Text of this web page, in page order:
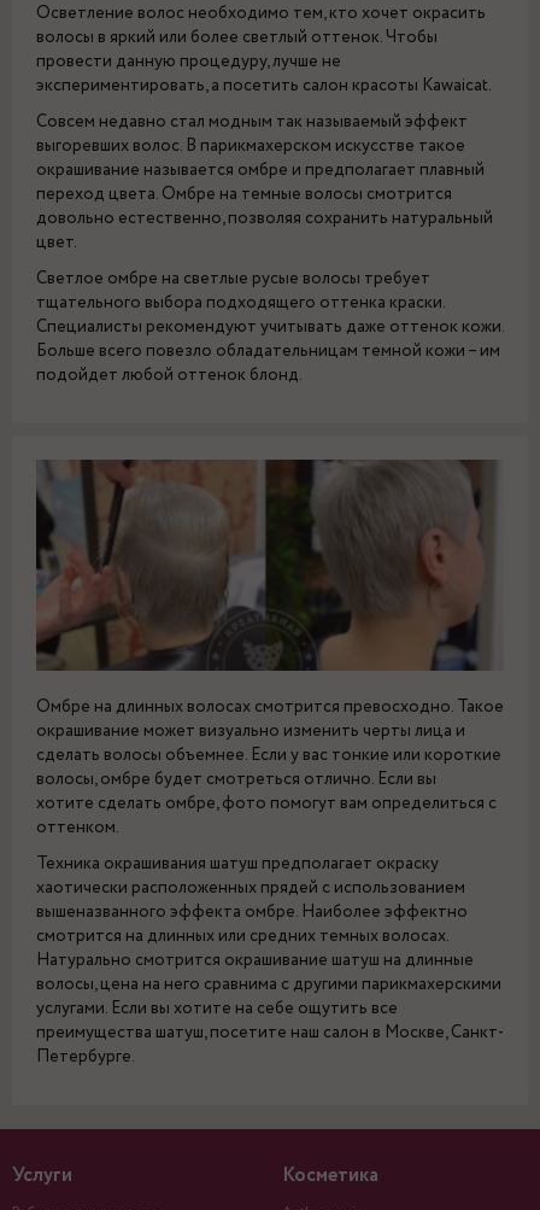
Осветление волос необходимо тем, кто хочет окрасить
волосы в яркий или более светлый оттенок. Чтобы
провести данную процедуру, лучше не
экспериментировать, а посетить салон красоты Kawaicat.
Совсем недавно стал модным так называемый эффект
выгоревших волос. В парикмахерском искусстве такое
окрашивание называется омбре и предполагает плавный
переход цвета. Омбре на темные волосы смотрится
довольно естественно, позволяя сохранить натуральный
цвет.
Светлое омбре на светлые русые волосы требует
тщательного выбора подходящего оттенка краски.
Специалисты рекомендуют учитывать даже оттенок кожи.
Больше всего повезло обладательницам темной кожи – им
подойдет любой оттенок блонд.
Омбре на длинных волосах смотрится превосходно. Такое
окрашивание может визуально изменить черты лица и
сделать волосы объемнее. Если у вас тонкие или короткие
волосы, омбре будет смотреться отлично. Если вы
хотите сделать омбре, фото помогут вам определиться с
оттенком.
Техника окрашивания шатуш предполагает окраску
хаотически расположенных прядей с использованием
вышеназванного эффекта омбре. Наиболее эффектно
смотрится на длинных или средних темных волосах.
Натурально смотрится окрашивание шатуш на длинные
волосы, цена на него сравнима с другими парикмахерскими
услугами. Если вы хотите на себе ощутить все
преимущества шатуш, посетите наш салон в Москве, Санкт-
Петербурге.
Услуги Косметика